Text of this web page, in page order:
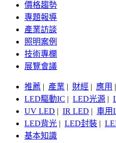
價格趨勢
專題報導
產業訪談
照明案例
技術專欄
展覽會議
推薦 | 產業 | 財經 | 應用 |
LED驅動IC | LED光源 |
UV LED | IR LED | 車用
LED背光 | LED封裝 |
基本知識